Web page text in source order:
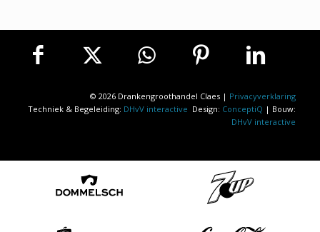
© 2026 Drankengroothandel Claes | Privacyverklaring
Techniek & Begeleiding: DHvV interactive Design: ConceptiQ | Bouw:
DHvV interactive